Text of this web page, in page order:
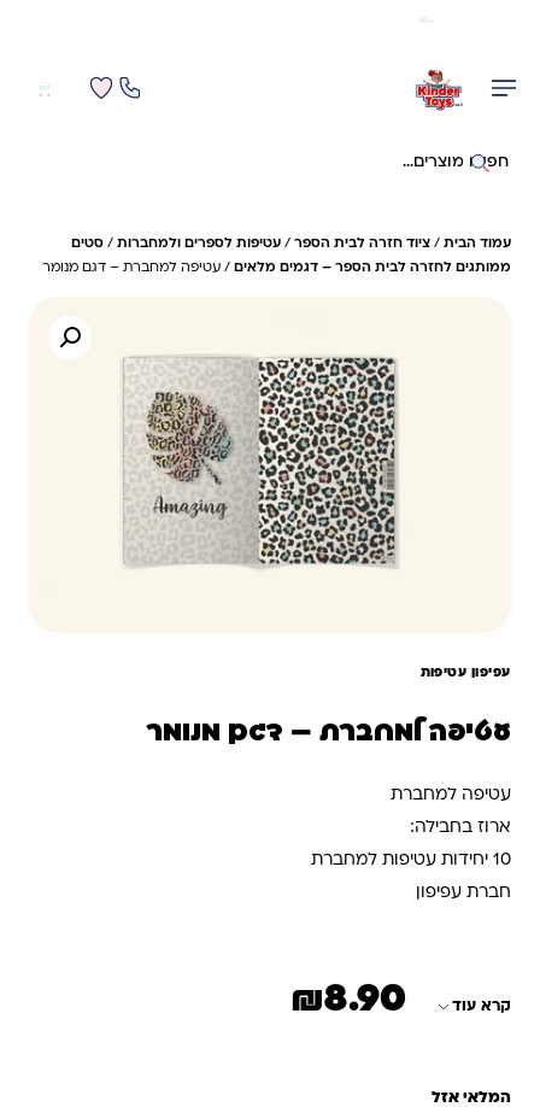
חיפוש באתר
עמוד הבית / ציוד חזרה לבית הספר / עטיפות לספרים ולמחברות / סטים
ממותגים לחזרה לבית הספר – דגמים מלאים / עטיפה למחברת – דגם מנומר
עפיפון עטיפות
עטיפה למחברת – דגם מנומר
עטיפה למחברת
ארוז בחבילה:
10 יחידות עטיפות למחברת
חברת עפיפון
קרא עוד ₪8.90
המלאי אזל